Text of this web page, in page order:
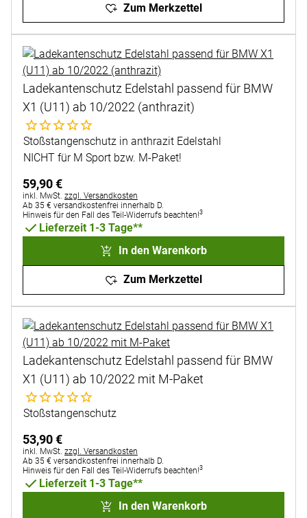
Zum Merkzettel
Ladekantenschutz Edelstahl passend für BMW
X1 (U11) ab 10/2022 (anthrazit)
Noch keine Bewertungen abgegeben
Stoßstangenschutz in anthrazit Edelstahl
NICHT für M Sport bzw. M-Paket!
59,90€
Steuerhinweis:
inkl. MwSt. zzgl. Versandkosten
Ab 35 € versandkostenfrei innerhalb D.
Hinweis für den Fall des Teil-Widerrufs beachten!3
Lieferzeit 1-3 Tage**
In den Warenkorb
Zum Merkzettel
Ladekantenschutz Edelstahl passend für BMW
X1 (U11) ab 10/2022 mit M-Paket
Noch keine Bewertungen abgegeben
Stoßstangenschutz
53,90€
Steuerhinweis:
inkl. MwSt. zzgl. Versandkosten
Ab 35 € versandkostenfrei innerhalb D.
Hinweis für den Fall des Teil-Widerrufs beachten!3
Lieferzeit 1-3 Tage**
In den Warenkorb